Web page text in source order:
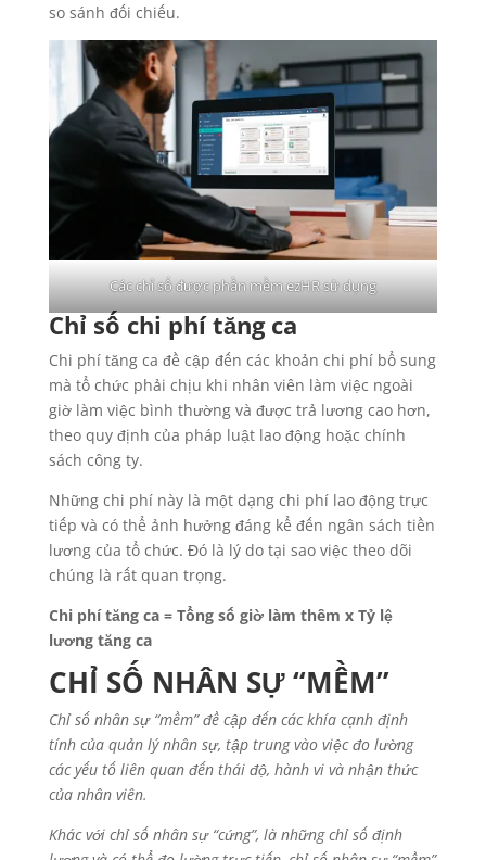
so sánh đối chiếu.
Các chỉ số được phần mềm ezHR sử dụng
Chỉ số chi phí tăng ca
Chi phí tăng ca đề cập đến các khoản chi phí bổ sung
mà tổ chức phải chịu khi nhân viên làm việc ngoài
giờ làm việc bình thường và được trả lương cao hơn,
theo quy định của pháp luật lao động hoặc chính
sách công ty.
Những chi phí này là một dạng chi phí lao động trực
tiếp và có thể ảnh hưởng đáng kể đến ngân sách tiền
lương của tổ chức. Đó là lý do tại sao việc theo dõi
chúng là rất quan trọng.
Chi phí tăng ca = Tổng số giờ làm thêm x Tỷ lệ
lương tăng ca
CHỈ SỐ NHÂN SỰ “MỀM”
Chỉ số nhân sự “mềm” đề cập đến các khía cạnh định
tính của quản lý nhân sự, tập trung vào việc đo lường
các yếu tố liên quan đến thái độ, hành vi và nhận thức
của nhân viên.
Khác với chỉ số nhân sự “cứng”, là những chỉ số định